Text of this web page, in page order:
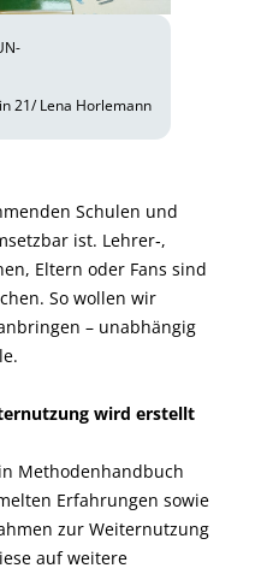
21/ Lena Horlemann
Schulen und
ist. Lehrer‑,
Eltern oder Fans sind
So wollen wir
– unabhängig
wird erstellt
Methodenhandbuch
Erfahrungen sowie
zur Weiternutzung
auf weitere